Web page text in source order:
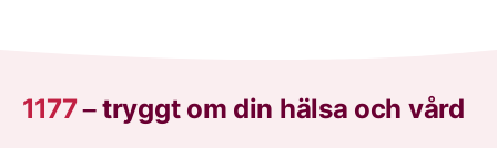
1177–tryggt om din hälsa och vård